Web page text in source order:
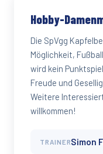
Hobby-
Die SpVgg
Möglichkeit,
wird kein
Freude und
Weitere
willkommen!
TRAINERSimon